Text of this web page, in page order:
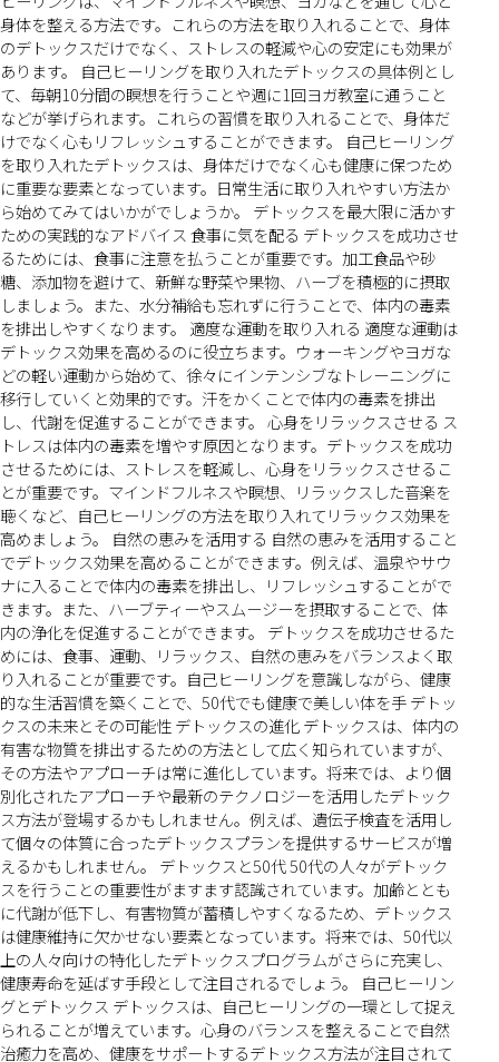
身体を整える方法です。これらの方法を取り入れることで、身体
のデトックスだけでなく、ストレスの軽減や心の安定にも効果が
あります。 自己ヒーリングを取り入れたデトックスの具体例とし
て、毎朝10分間の瞑想を行うことや週に1回ヨガ教室に通うこと
などが挙げられます。これらの習慣を取り入れることで、身体だ
けでなく心もリフレッシュすることができます。 自己ヒーリング
を取り入れたデトックスは、身体だけでなく心も健康に保つため
に重要な要素となっています。日常生活に取り入れやすい方法か
ら始めてみてはいかがでしょうか。 デトックスを最大限に活かす
ための実践的なアドバイス 食事に気を配る デトックスを成功させ
るためには、食事に注意を払うことが重要です。加工食品や砂
糖、添加物を避けて、新鮮な野菜や果物、ハーブを積極的に摂取
しましょう。また、水分補給も忘れずに行うことで、体内の毒素
を排出しやすくなります。 適度な運動を取り入れる 適度な運動は
デトックス効果を高めるのに役立ちます。ウォーキングやヨガな
どの軽い運動から始めて、徐々にインテンシブなトレーニングに
移行していくと効果的です。汗をかくことで体内の毒素を排出
し、代謝を促進することができます。 心身をリラックスさせる ス
トレスは体内の毒素を増やす原因となります。デトックスを成功
させるためには、ストレスを軽減し、心身をリラックスさせるこ
とが重要です。マインドフルネスや瞑想、リラックスした音楽を
聴くなど、自己ヒーリングの方法を取り入れてリラックス効果を
高めましょう。 自然の恵みを活用する 自然の恵みを活用すること
でデトックス効果を高めることができます。例えば、温泉やサウ
ナに入ることで体内の毒素を排出し、リフレッシュすることがで
きます。また、ハーブティーやスムージーを摂取することで、体
内の浄化を促進することができます。 デトックスを成功させるた
めには、食事、運動、リラックス、自然の恵みをバランスよく取
り入れることが重要です。自己ヒーリングを意識しながら、健康
的な生活習慣を築くことで、50代でも健康で美しい体を手 デトッ
クスの未来とその可能性 デトックスの進化 デトックスは、体内の
有害な物質を排出するための方法として広く知られていますが、
その方法やアプローチは常に進化しています。将来では、より個
別化されたアプローチや最新のテクノロジーを活用したデトック
ス方法が登場するかもしれません。例えば、遺伝子検査を活用し
て個々の体質に合ったデトックスプランを提供するサービスが増
えるかもしれません。 デトックスと50代 50代の人々がデトック
スを行うことの重要性がますます認識されています。加齢ととも
に代謝が低下し、有害物質が蓄積しやすくなるため、デトックス
は健康維持に欠かせない要素となっています。将来では、50代以
上の人々向けの特化したデトックスプログラムがさらに充実し、
健康寿命を延ばす手段として注目されるでしょう。 自己ヒーリン
グとデトックス デトックスは、自己ヒーリングの一環として捉え
られることが増えています。心身のバランスを整えることで自然
治癒力を高め、健康をサポートするデトックス方法が注目されて